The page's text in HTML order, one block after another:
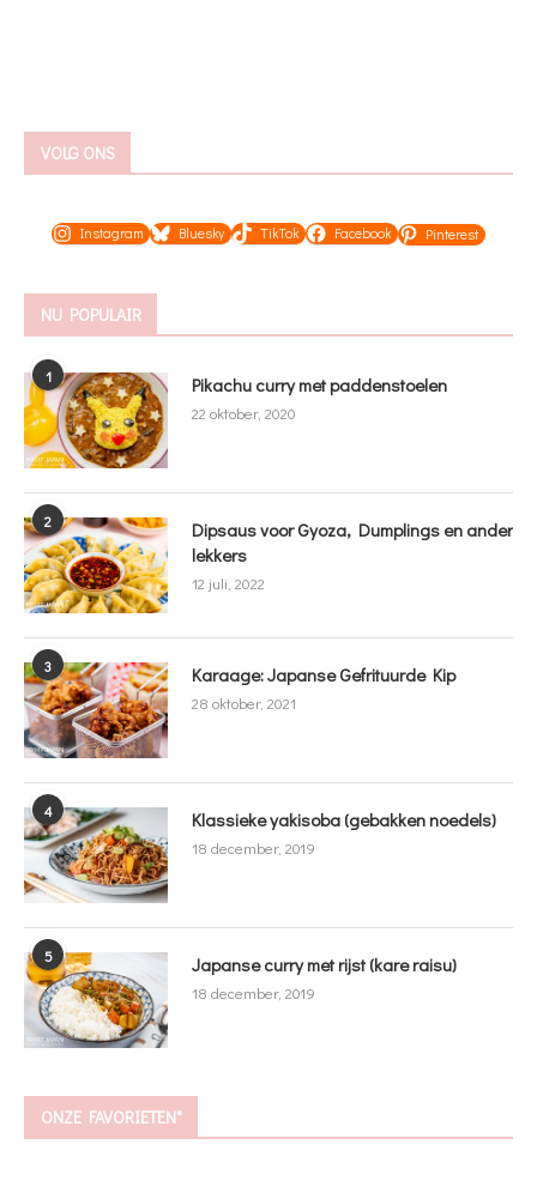
VOLG ONS
Instagram Bluesky TikTok Facebook Pinterest
NU POPULAIR
1 Pikachu curry met paddenstoelen
22 oktober, 2020
2
Dipsaus voor Gyoza, Dumplings en ander
lekkers
12 juli, 2022
3 Karaage: Japanse Gefrituurde Kip
28 oktober, 2021
4 Klassieke yakisoba (gebakken noedels)
18 december, 2019
5 Japanse curry met rijst (kare raisu)
18 december, 2019
ONZE FAVORIETEN*